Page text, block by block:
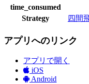
time_consumed
Strategy
四間
アプリへのリンク
アプリで開く
iOS
Android